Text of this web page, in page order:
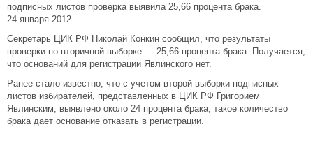
подписных листов проверка выявила 25,66 процента брака.
24 января 2012
Секретарь ЦИК РФ Николай Конкин сообщил, что результаты
проверки по вторичной выборке — 25,66 процента брака. Получается,
что оснований для регистрации Явлинского нет.
Ранее стало известно, что с учетом второй выборки подписных
листов избирателей, представленных в ЦИК РФ Григорием
Явлинским, выявлено около 24 процента брака, такое количество
брака дает основание отказать в регистрации.